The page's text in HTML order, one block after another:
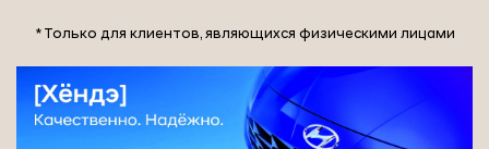
* Только для клиентов, являющихся физическими лицами